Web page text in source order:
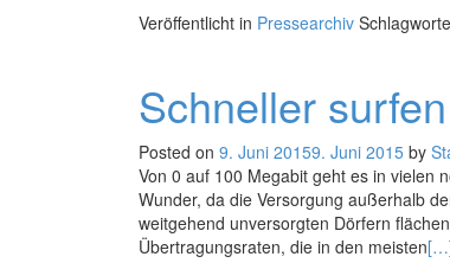
Veröffentlicht in Pressearchiv Schlagworte
Schneller
Posted on 9. Juni 20159. Juni 2015 by
Von 0 auf 100 Megabit geht es in vielen
Wunder, da die Versorgung außerhalb
weitgehend unversorgten Dörfern
Übertragungsraten, die in den meisten